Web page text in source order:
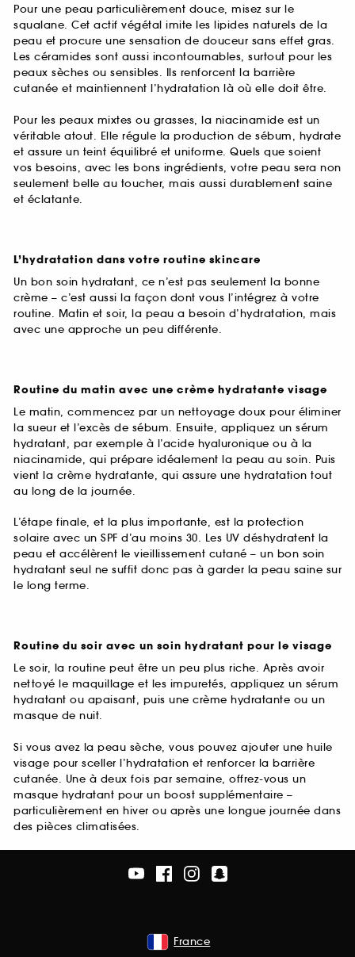
Pour une peau particulièrement douce, misez sur le
squalane. Cet actif végétal imite les lipides naturels de la
peau et procure une sensation de douceur sans effet gras.
Les céramides sont aussi incontournables, surtout pour les
peaux sèches ou sensibles. Ils renforcent la barrière
cutanée et maintiennent l’hydratation là où elle doit être.
Pour les peaux mixtes ou grasses, la niacinamide est un
véritable atout. Elle régule la production de sébum, hydrate
et assure un teint équilibré et uniforme. Quels que soient
vos besoins, avec les bons ingrédients, votre peau sera non
seulement belle au toucher, mais aussi durablement saine
et éclatante.
L’hydratation dans votre routine skincare
Un bon soin hydratant, ce n’est pas seulement la bonne
crème – c’est aussi la façon dont vous l’intégrez à votre
routine. Matin et soir, la peau a besoin d’hydratation, mais
avec une approche un peu différente.
Routine du matin avec une crème hydratante visage
Le matin, commencez par un nettoyage doux pour éliminer
la sueur et l’excès de sébum. Ensuite, appliquez un sérum
hydratant, par exemple à l’acide hyaluronique ou à la
niacinamide, qui prépare idéalement la peau au soin. Puis
vient la crème hydratante, qui assure une hydratation tout
au long de la journée.
L’étape finale, et la plus importante, est la protection
solaire avec un SPF d’au moins 30. Les UV déshydratent la
peau et accélèrent le vieillissement cutané – un bon soin
hydratant seul ne suffit donc pas à garder la peau saine sur
le long terme.
Routine du soir avec un soin hydratant pour le visage
Le soir, la routine peut être un peu plus riche. Après avoir
nettoyé le maquillage et les impuretés, appliquez un sérum
hydratant ou apaisant, puis une crème hydratante ou un
masque de nuit.
Si vous avez la peau sèche, vous pouvez ajouter une huile
visage pour sceller l’hydratation et renforcer la barrière
cutanée. Une à deux fois par semaine, offrez-vous un
masque hydratant pour un boost supplémentaire –
particulièrement en hiver ou après une longue journée dans
des pièces climatisées.
France